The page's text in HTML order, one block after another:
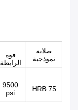
صلابة
نموذجية
قوة
الرابطة
HRB 75
9500
psi